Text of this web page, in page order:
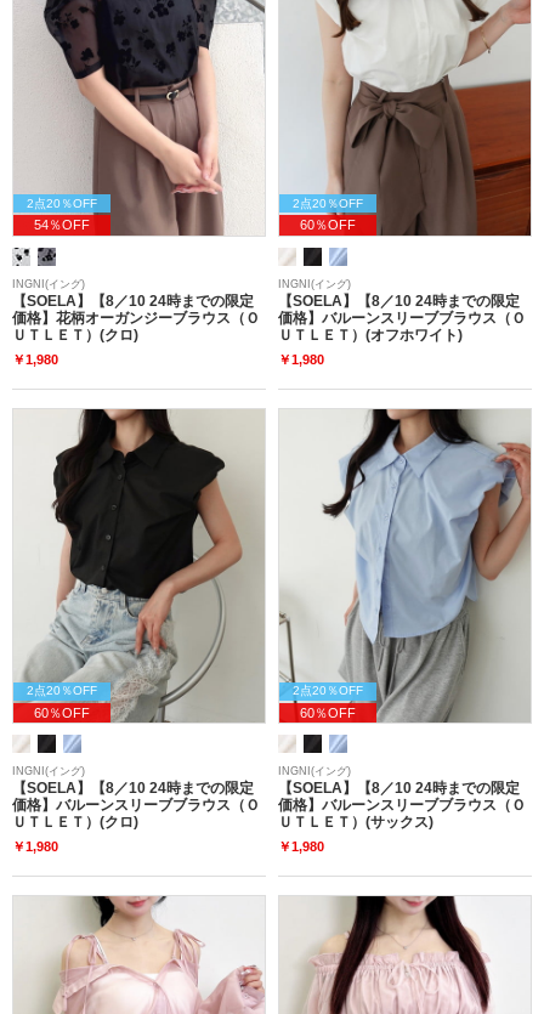
2点20％OFF
54％OFF
INGNI(イング)
【SOELA】【8／10 24時までの限定
価格】花柄オーガンジーブラウス（Ｏ
ＵＴＬＥＴ）(クロ)
￥1,980
2点20％OFF
60％OFF
INGNI(イング)
【SOELA】【8／10 24時までの限定
価格】バルーンスリーブブラウス（Ｏ
ＵＴＬＥＴ）(オフホワイト)
￥1,980
2点20％OFF
60％OFF
INGNI(イング)
【SOELA】【8／10 24時までの限定
価格】バルーンスリーブブラウス（Ｏ
ＵＴＬＥＴ）(クロ)
￥1,980
2点20％OFF
60％OFF
INGNI(イング)
【SOELA】【8／10 24時までの限定
価格】バルーンスリーブブラウス（Ｏ
ＵＴＬＥＴ）(サックス)
￥1,980